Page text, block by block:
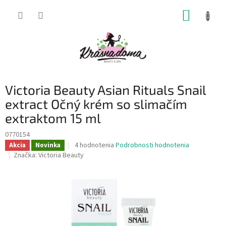
Victoria Beauty Asian Rituals Snail
extract Očný krém so slimačím
extraktom 15 ml
0770154
Akcia Novinka
Priemerné
hodnotenie
hviezdičiek.
4 hodnotenia Podrobnosti hodnotenia
Značka: Victoria Beauty